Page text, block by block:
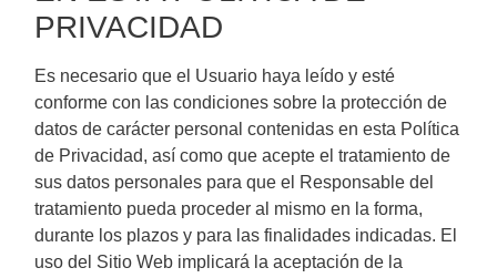
PRIVACIDAD
Es necesario que el Usuario haya leído y esté
conforme con las condiciones sobre la protección de
datos de carácter personal contenidas en esta Política
de Privacidad, así como que acepte el tratamiento de
sus datos personales para que el Responsable del
tratamiento pueda proceder al mismo en la forma,
durante los plazos y para las finalidades indicadas. El
uso del Sitio Web implicará la aceptación de la